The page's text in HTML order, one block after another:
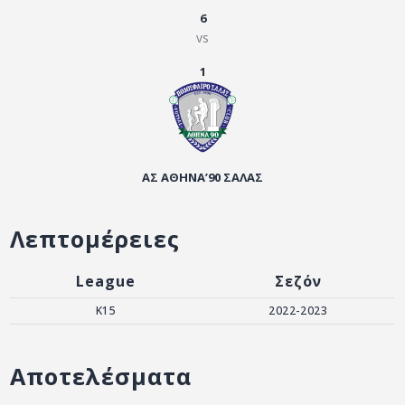
6
vs
1
ΑΣ ΑΘΗΝΑ’90 ΣΑΛΑΣ
Λεπτομέρειες
League Σεζόν
K15 2022-2023
Αποτελέσματα